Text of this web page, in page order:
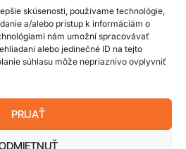
skúsenosti, používame technológie,
a/alebo prístup k informáciám o
nám umožní spracovávať
alebo jedinečné ID na tejto
súhlasu môže nepriaznivo ovplyvniť
PRIJAŤ